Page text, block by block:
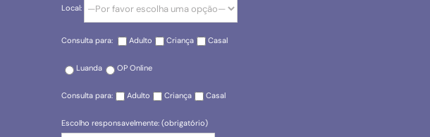
Local:
Consulta para: Adulto Criança Casal
Luanda OP Online
Consulta para: Adulto Criança Casal
Escolho responsavelmente: (obrigatório)